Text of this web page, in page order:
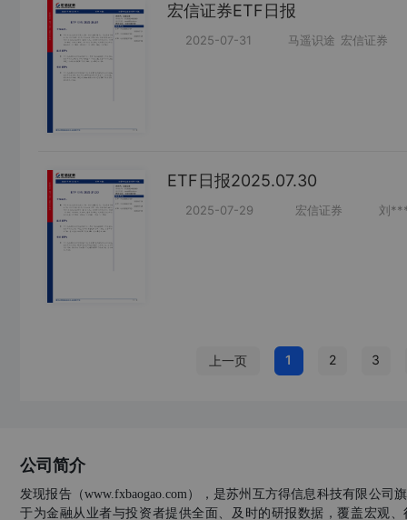
宏信证券ETF日报
2025-07-31 马遥识途 宏信证券
ETF日报2025.07.30
2025-07-29 宏信证券 刘
上一页 1 2 3
公司简介
发现报告（www.fxbaogao.com），是苏州互方得信息科技有限公司
于为金融从业者与投资者提供全面、及时的研报数据，覆盖宏观